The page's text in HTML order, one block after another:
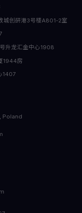
城创研港3号楼A801-2室
升龙汇金中心1908
1944房
1407
Poland